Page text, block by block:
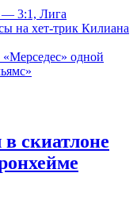
3:1, Лига
на хет-трик Килиана
«Мерседес» одной
скиатлоне